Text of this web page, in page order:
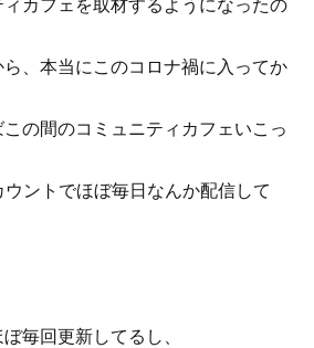
カフェを取材するようになったの
、本当にこのコロナ禍に入ってか
の間のコミュニティカフェいこっ
ントでほぼ毎日なんか配信して
毎回更新してるし、